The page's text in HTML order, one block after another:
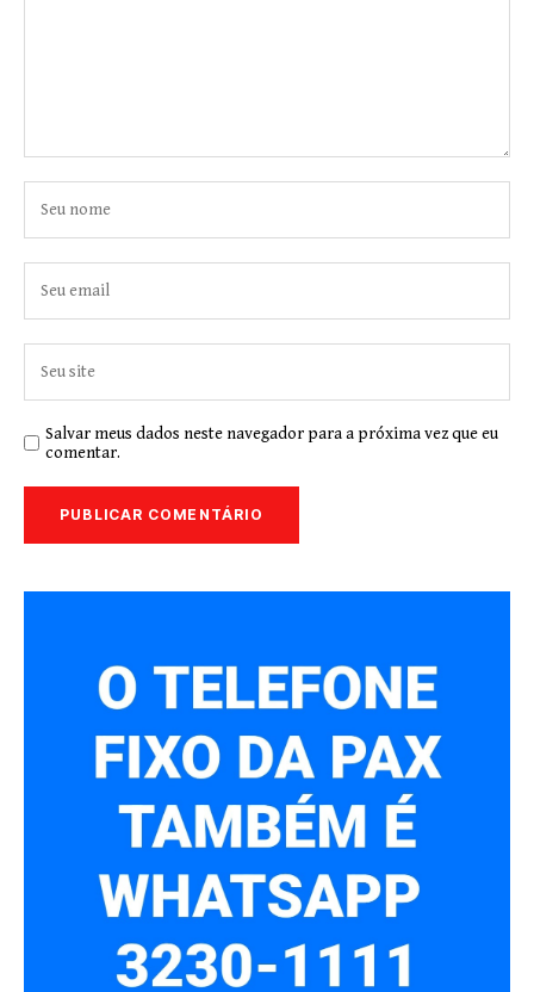
Salvar meus dados neste navegador para a próxima vez que eu
comentar.